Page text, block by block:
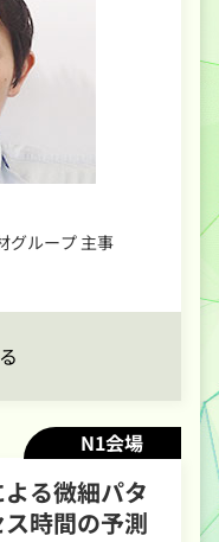
グループ 主事
N1会場
る微細パタ
時間の予測